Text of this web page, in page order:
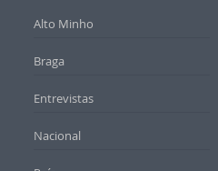
Alto Minho
Braga
Entrevistas
Nacional